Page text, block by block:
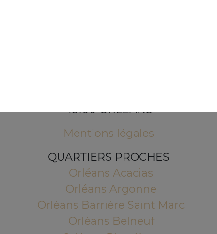
45100 ORLEANS
Mentions légales
QUARTIERS PROCHES
Orléans Acacias
Orléans Argonne
Orléans Barrière Saint Marc
Orléans Belneuf